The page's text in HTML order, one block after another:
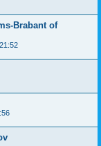
Brabant of